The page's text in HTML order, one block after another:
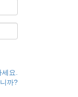
요.
까?